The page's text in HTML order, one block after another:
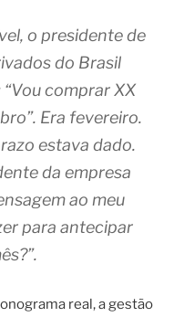
o presidente de
do Brasil
comprar XX
Era fevereiro.
estava dado.
da empresa
ao meu
para antecipar
real, a gestão